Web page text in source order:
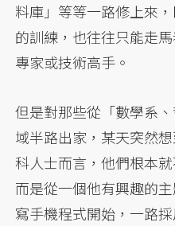
料庫」等等一路修上來
的訓練，也往往只能走
專家或技術高手。
但是對那些從「數學系
域半路出家，某天突然
科人士而言，他們根本
而是從一個他有興趣的
寫手機程式開始，一路